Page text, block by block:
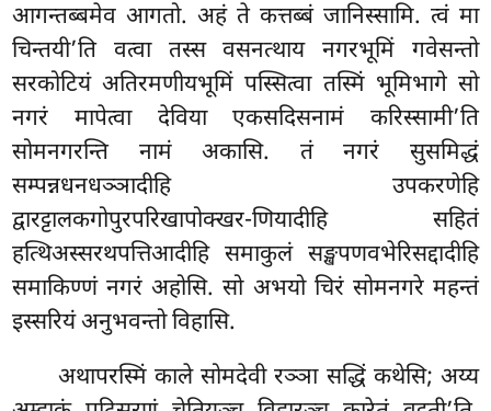
आगन्तब्बमेव आगतो. अहं ते कत्तब्बं जानिस्सामि. त्वं मा
चिन्तयी’ति वत्वा तस्स वसनत्थाय नगरभूमिं गवेसन्तो
सरकोटियं अतिरमणीयभूमिं पस्सित्वा तस्मिं भूमिभागे सो
नगरं मापेत्वा देविया एकसदिसनामं करिस्सामी’ति
सोमनगरन्ति नामं अकासि. तं नगरं सुसमिद्धं
सम्पन्नधनधञ्ञादीहि उपकरणेहि
द्वारट्टालकगोपुरपरिखापोक्खर-णियादीहि सहितं
हत्थिअस्सरथपत्तिआदीहि समाकुलं सङ्खपणवभेरिसद्दादीहि
समाकिण्णं नगरं अहोसि. सो अभयो चिरं सोमनगरे महन्तं
इस्सरियं अनुभवन्तो विहासि.
अथापरस्मिं काले सोमदेवी रञ्ञा सद्धिं कथेसि; अय्य